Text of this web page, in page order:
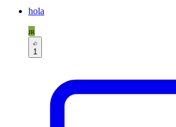
hola
JR
1